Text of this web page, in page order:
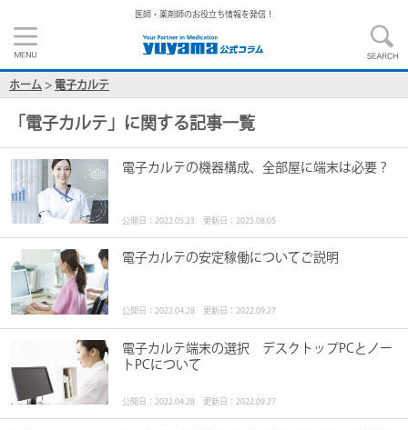
医師・薬剤師のお役立ち情報を発信！
ホーム > 電子カルテ
電子カルテ 」に関する記事一覧
電子カルテの機器構成、全部屋に端末は必要？
公開日：2022.05.23 更新日：2025.08.05
電子カルテの安定稼働についてご説明
公開日：2022.04.28 更新日：2022.09.27
電子カルテ端末の選択 デスクトップPCとノー
トPCについて
公開日：2022.04.28 更新日：2022.09.27